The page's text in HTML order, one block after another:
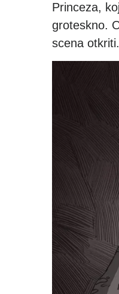
Princeza,
groteskno.
scena otkriti.